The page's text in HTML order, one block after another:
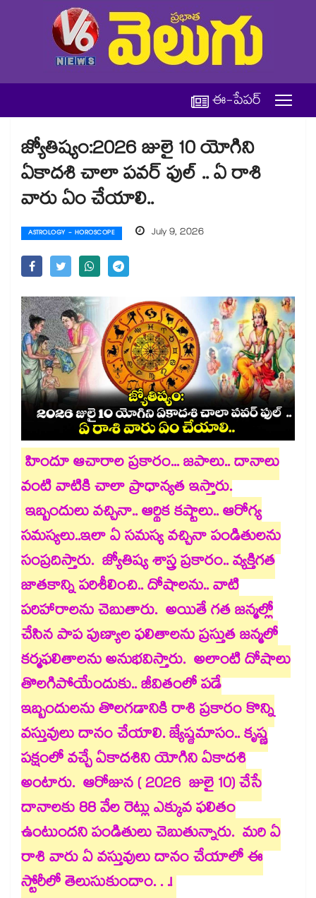
ఈ-పేపర్
జ్యోతిష్యం:2026 జులై 10 యోగిని
ఏకాదశి చాలా పవర్ ఫుల్ .. ఏ రాశి
వారు ఏం చేయాలి..
ASTROLOGY - HOROSCOPE July 9, 2026
హిందూ ఆచారాల ప్రకారం... జపాలు.. దానాలు
వంటి వాటికి చాలా ప్రాధాన్యత ఇస్తారు.
ఇబ్బందులు వచ్చినా.. ఆర్థిక కష్టాలు.. ఆరోగ్య
సమస్యలు..ఇలా ఏ సమస్య వచ్చినా పండితులను
సంప్రదిస్తారు. జ్యోతిష్య శాస్త్ర ప్రకారం.. వ్యక్తిగత
జాతకాన్ని పరిశీలించి.. దోషాలను.. వాటి
పరిహారాలను చెబుతారు. అయితే గత జన్మల్లో
చేసిన పాప పుణ్యాల ఫలితాలను ప్రస్తుత జన్మలో
కర్మఫలితాలను అనుభవిస్తారు. అలాంటి దోషాలు
తొలగిపోయేందుకు.. జీవితంలో పడే
ఇబ్బందులను తొలగడానికి రాశి ప్రకారం కొన్ని
వస్తువులు దానం చేయాలి. జ్యేష్ఠమాసం.. కృష్ణ
పక్షంలో వచ్చే ఏకాదశిని యోగిని ఏకాదశి
అంటారు. ఆరోజున ( 2026 జులై 10) చేసే
దానాలకు 88 వేల రెట్లు ఎక్కువ ఫలితం
ఉంటుందని పండితులు చెబుతున్నారు. మరి ఏ
రాశి వారు ఏ వస్తువులు దానం చేయాలో ఈ
స్టోరీలో తెలుసుకుందాం. . .!